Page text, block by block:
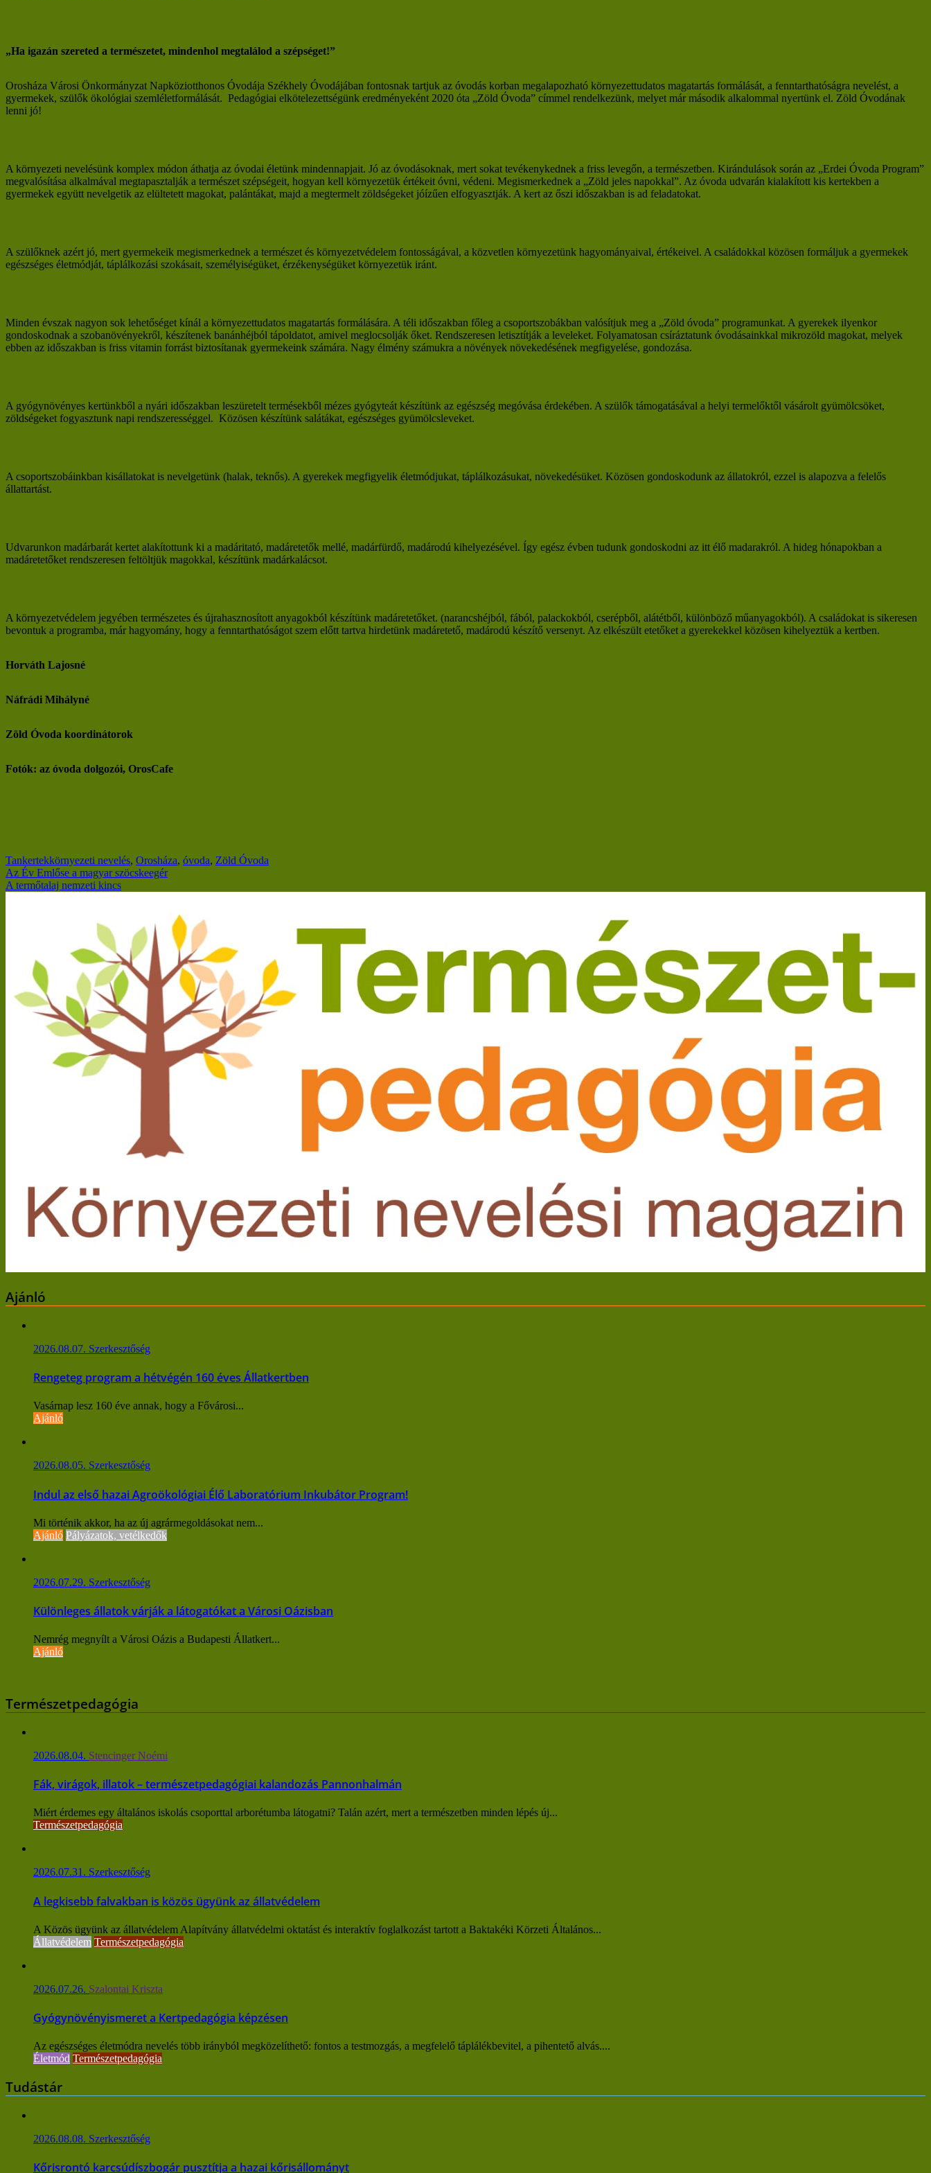
„Ha igazán szereted a természetet, mindenhol megtalálod a szépséget!”
Orosháza Városi Önkormányzat Napköziotthonos Óvodája Székhely Óvodájában fontosnak tartjuk az óvodás korban megalapozható környezettudatos magatartás formálását, a fenntarthatóságra nevelést, a
gyermekek, szülők ökológiai szemléletformálását. Pedagógiai elkötelezettségünk eredményeként 2020 óta „Zöld Óvoda” címmel rendelkezünk, melyet már második alkalommal nyertünk el. Zöld Óvodának
lenni jó!
A környezeti nevelésünk komplex módon áthatja az óvodai életünk mindennapjait. Jó az óvodásoknak, mert sokat tevékenykednek a friss levegőn, a természetben. Kirándulások során az „Erdei Óvoda Program”
megvalósítása alkalmával megtapasztalják a természet szépségeit, hogyan kell környezetük értékeit óvni, védeni. Megismerkednek a „Zöld jeles napokkal”. Az óvoda udvarán kialakított kis kertekben a
gyermekek együtt nevelgetik az elültetett magokat, palántákat, majd a megtermelt zöldségeket jóízűen elfogyasztják. A kert az őszi időszakban is ad feladatokat.
A szülőknek azért jó, mert gyermekeik megismerkednek a természet és környezetvédelem fontosságával, a közvetlen környezetünk hagyományaival, értékeivel. A családokkal közösen formáljuk a gyermekek
egészséges életmódját, táplálkozási szokásait, személyiségüket, érzékenységüket környezetük iránt.
Minden évszak nagyon sok lehetőséget kínál a környezettudatos magatartás formálására. A téli időszakban főleg a csoportszobákban valósítjuk meg a „Zöld óvoda” programunkat. A gyerekek ilyenkor
gondoskodnak a szobanövényekről, készítenek banánhéjból tápoldatot, amivel meglocsolják őket. Rendszeresen letisztítják a leveleket. Folyamatosan csíráztatunk óvodásainkkal mikrozöld magokat, melyek
ebben az időszakban is friss vitamin forrást biztosítanak gyermekeink számára. Nagy élmény számukra a növények növekedésének megfigyelése, gondozása.
A gyógynövényes kertünkből a nyári időszakban leszüretelt termésekből mézes gyógyteát készítünk az egészség megóvása érdekében. A szülők támogatásával a helyi termelőktől vásárolt gyümölcsöket,
zöldségeket fogyasztunk napi rendszerességgel. Közösen készítünk salátákat, egészséges gyümölcsleveket.
A csoportszobáinkban kisállatokat is nevelgetünk (halak, teknős). A gyerekek megfigyelik életmódjukat, táplálkozásukat, növekedésüket. Közösen gondoskodunk az állatokról, ezzel is alapozva a felelős
állattartást.
Udvarunkon madárbarát kertet alakítottunk ki a madáritató, madáretetők mellé, madárfürdő, madárodú kihelyezésével. Így egész évben tudunk gondoskodni az itt élő madarakról. A hideg hónapokban a
madáretetőket rendszeresen feltöltjük magokkal, készítünk madárkalácsot.
A környezetvédelem jegyében természetes és újrahasznosított anyagokból készítünk madáretetőket. (narancshéjból, fából, palackokból, cserépből, alátétből, különböző műanyagokból). A családokat is sikeresen
bevontuk a programba, már hagyomány, hogy a fenntarthatóságot szem előtt tartva hirdetünk madáretető, madárodú készítő versenyt. Az elkészült etetőket a gyerekekkel közösen kihelyeztük a kertben.
Horváth Lajosné
Náfrádi Mihályné
Zöld Óvoda koordinátorok
Fotók: az óvoda dolgozói, OrosCafe
Tankertekkörnyezeti nevelés, Orosháza, óvoda, Zöld Óvoda
Bejegyzés
Az Év Emlőse a magyar szöcskeegér
A termőtalaj nemzeti kincs
Ajánló
2026.08.07. Szerkesztőség
Rengeteg program a hétvégén 160 éves Állatkertben
Vasárnap lesz 160 éve annak, hogy a Fővárosi...
Ajánló
2026.08.05. Szerkesztőség
Indul az első hazai Agroökológiai Élő Laboratórium Inkubátor Program!
Mi történik akkor, ha az új agrármegoldásokat nem...
Ajánló Pályázatok, vetélkedők
2026.07.29. Szerkesztőség
Különleges állatok várják a látogatókat a Városi Oázisban
Nemrég megnyílt a Városi Oázis a Budapesti Állatkert...
Ajánló
Természetpedagógia
2026.08.04. Stencinger Noémi
Fák, virágok, illatok – természetpedagógiai kalandozás Pannonhalmán
Miért érdemes egy általános iskolás csoporttal arborétumba látogatni? Talán azért, mert a természetben minden lépés új...
Természetpedagógia
2026.07.31. Szerkesztőség
A legkisebb falvakban is közös ügyünk az állatvédelem
A Közös ügyünk az állatvédelem Alapítvány állatvédelmi oktatást és interaktív foglalkozást tartott a Baktakéki Körzeti Általános...
Állatvédelem Természetpedagógia
2026.07.26. Szalontai Kriszta
Gyógynövényismeret a Kertpedagógia képzésen
Az egészséges életmódra nevelés több irányból megközelíthető: fontos a testmozgás, a megfelelő táplálékbevitel, a pihentető alvás....
Életmód Természetpedagógia
Tudástár
2026.08.08. Szerkesztőség
Kőrisrontó karcsúdíszbogár pusztítja a hazai kőrisállományt